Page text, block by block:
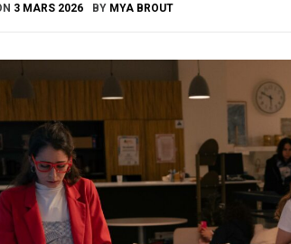
3 MARS 2026 BY MYA BROUT